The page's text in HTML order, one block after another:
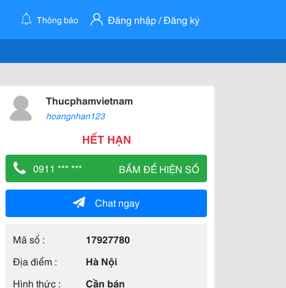
Thông báo Đăng nhập / Đăng ký
Thucphamvietnam
hoangnhan123
HẾT HẠN
0911 *** *** BẤM ĐỂ HIỆN SỐ
Chat ngay
Mã số :
17927780
Địa điểm :
Hà Nội
Hình thức :
Cần bán